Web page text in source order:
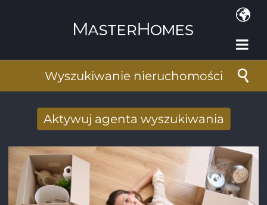
Wyszukiwanie nieruchomości
Aktywuj agenta wyszukiwania
drogą mailową
Adres e-mail*